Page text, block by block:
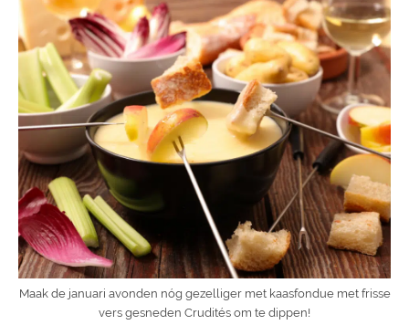
Maak de januari avonden nóg gezelliger met kaasfondue met frisse
vers gesneden Crudités om te dippen!